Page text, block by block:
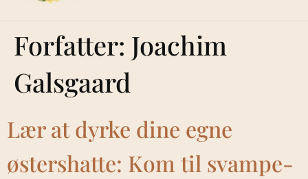
Forfatter: Joachim
Galsgaard
Lær at dyrke dine egne
østershatte: Kom til svampe-